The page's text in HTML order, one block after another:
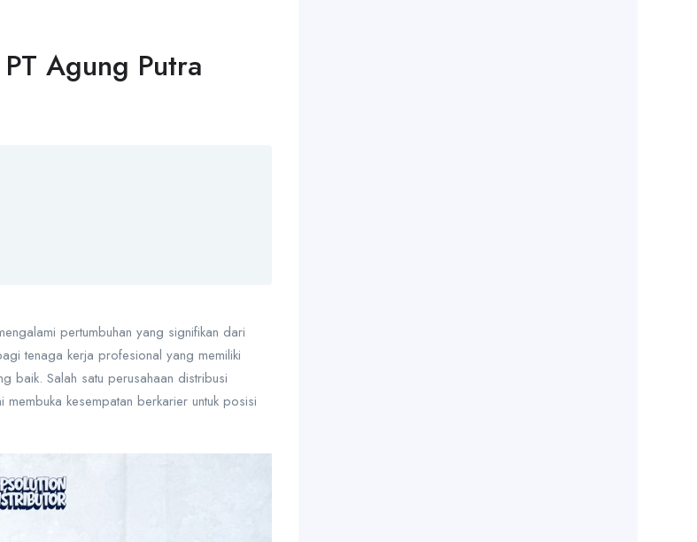
Agung Putra
pertumbuhan yang signifikan dari
tenaga kerja profesional yang memiliki
baik. Salah satu perusahaan distribusi
membuka kesempatan berkarier untuk posisi